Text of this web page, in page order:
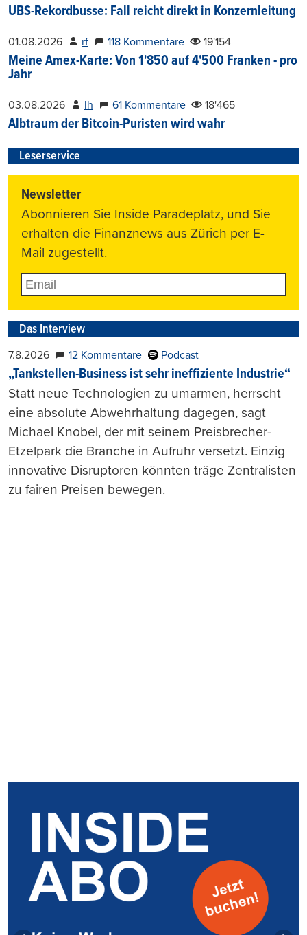
UBS-Rekordbusse: Fall reicht direkt in Konzernleitung
01.08.2026 rf 118 Kommentare 19'154
Meine Amex-Karte: Von 1'850 auf 4'500 Franken - pro
Jahr
03.08.2026 lh 61 Kommentare 18'465
Albtraum der Bitcoin-Puristen wird wahr
Leserservice
Newsletter
Abonnieren Sie Inside Paradeplatz, und Sie
erhalten die Finanznews aus Zürich per E-
Mail zugestellt.
Das Interview
7.8.2026 12 Kommentare Podcast
„Tankstellen-Business ist sehr ineffiziente Industrie“
Statt neue Technologien zu umarmen, herrscht
eine absolute Abwehrhaltung dagegen, sagt
Michael Knobel, der mit seinem Preisbrecher-
Etzelpark die Branche in Aufruhr versetzt. Einzig
innovative Disruptoren könnten träge Zentralisten
zu fairen Preisen bewegen.